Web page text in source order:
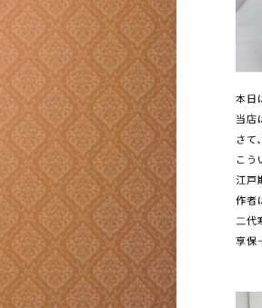
本日
当店
さて
こう
江戸
作者
二代
享保